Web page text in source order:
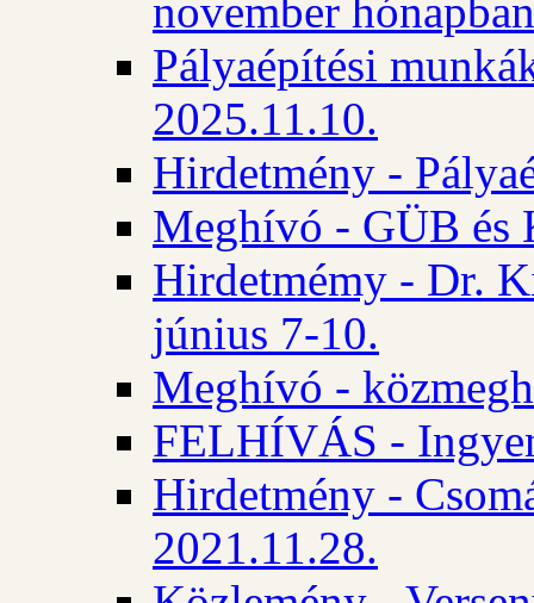
november hónapban
Pályaépítési
2025.11.10.
Hirdetmény -
Meghívó - GÜB és
Hirdetmémy - Dr.
június 7-10.
Meghívó -
FELHÍVÁS -
Hirdetmény -
2021.11.28.